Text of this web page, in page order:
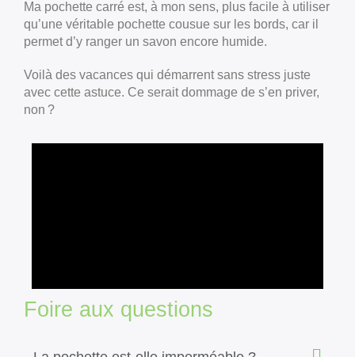
Ma pochette carré est, à mon sens, plus facile à utiliser
qu’une véritable pochette cousue sur les bords, car il
permet d’y ranger un savon encore humide.
Voilà des vacances qui démarrent sans stress juste
avec cette astuce. Ce serait dommage de s’en priver,
non ?
Foire aux questions